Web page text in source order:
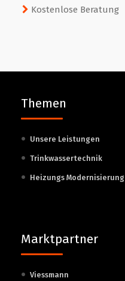
Kostenlose Beratung
Themen
Unsere Leistungen
Trinkwassertechnik
Heizungs Modernisierung
Marktpartner
Viessmann